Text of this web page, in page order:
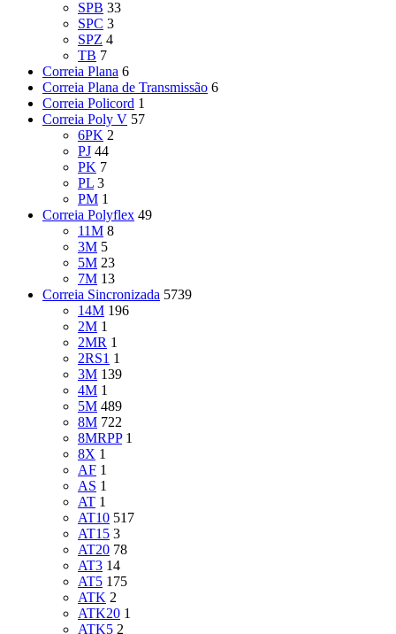
SPB 33
SPC 3
SPZ 4
TB 7
Correia Plana 6
Correia Plana de Transmissão 6
Correia Policord 1
Correia Poly V 57
6PK 2
PJ 44
PK 7
PL 3
PM 1
Correia Polyflex 49
11M 8
3M 5
5M 23
7M 13
Correia Sincronizada 5739
14M 196
2M 1
2MR 1
2RS1 1
3M 139
4M 1
5M 489
8M 722
8MRPP 1
8X 1
AF 1
AS 1
AT 1
AT10 517
AT15 3
AT20 78
AT3 14
AT5 175
ATK 2
ATK20 1
ATK5 2